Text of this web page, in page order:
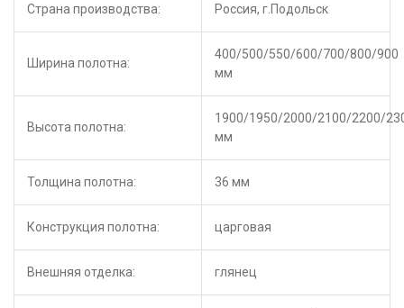
Страна производства: Россия, г.Подольск
Ширина полотна:
400/500/550/600/700/800/900
мм
Высота полотна:
1900/1950/2000/2100/2200/
мм
Толщина полотна: 36 мм
Конструкция полотна: царговая
Внешняя отделка: глянец